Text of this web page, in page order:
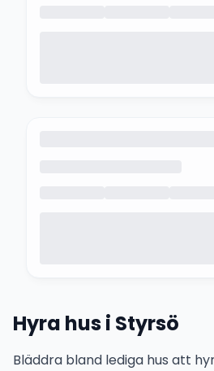
Hyra hus i Styrsö
Bläddra bland lediga hus att